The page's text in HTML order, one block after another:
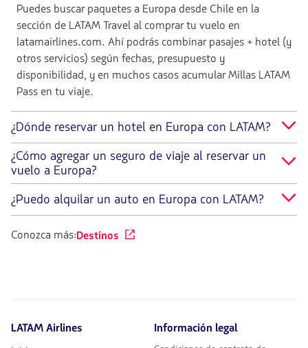
Puedes buscar paquetes a Europa desde Chile en la
sección de LATAM Travel al comprar tu vuelo en
latamairlines.com. Ahí podrás combinar pasajes + hotel (y
otros servicios) según fechas, presupuesto y
disponibilidad, y en muchos casos acumular Millas LATAM
Pass en tu viaje.
¿Dónde reservar un hotel en Europa con LATAM?
¿Cómo agregar un seguro de viaje al reservar un
vuelo a Europa?
¿Puedo alquilar un auto en Europa con LATAM?
Conozca más:Destinos
LATAM Airlines Información legal